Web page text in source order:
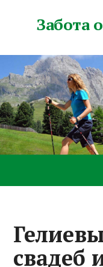
Забота
свадеб